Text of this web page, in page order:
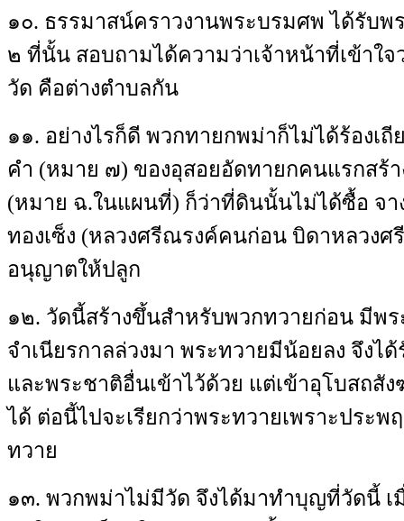
๑๐. ธรรมาสน์คราวงานพระบรมศพ ได้รับพ
๒ ที่นั้น สอบถามได้ความว่าเจ้าหน้าที่เข้าใจ
วัด คือต่างตำบลกัน
๑๑. อย่างไรก็ดี พวกทายกพม่าก็ไม่ได้ร้องเถี
คำ (หมาย ๗) ของอุสอยอัดทายกคนแรกสร้
(หมาย ฉ.ในแผนที่) ก็ว่าที่ดินนั้นไม่ได้ซื้อ จา
ทองเซ็ง (หลวงศรีณรงค์คนก่อน บิดาหลวงศ
อนุญาตให้ปลูก
๑๒. วัดนี้สร้างขึ้นสำหรับพวกทวายก่อน มีพร
จำเนียรกาลล่วงมา พระทวายมีน้อยลง จึงไ
และพระชาติอื่นเข้าไว้ด้วย แต่เข้าอุโบสถสั
ได้ ต่อนี้ไปจะเรียกว่าพระทวายเพราะประ
ทวาย
๑๓. พวกพม่าไม่มีวัด จึงได้มาทำบุญที่วัดนี้ เ